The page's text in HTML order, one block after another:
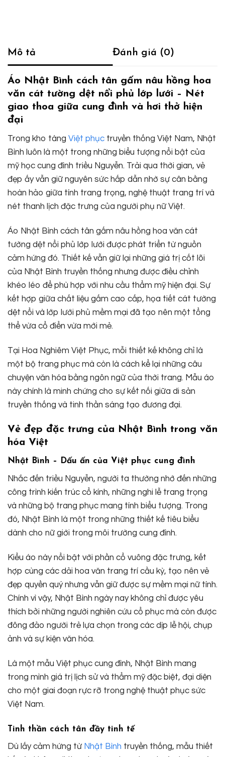
Mô tả Đánh giá (0)
Áo Nhật Bình cách tân gấm nâu hồng hoa
văn cát tường dệt nổi phủ lớp lưới – Nét
giao thoa giữa cung đình và hơi thở hiện
đại
Trong kho tàng Việt phục truyền thống Việt Nam, Nhật
Bình luôn là một trong những biểu tượng nổi bật của
mỹ học cung đình triều Nguyễn. Trải qua thời gian, vẻ
đẹp ấy vẫn giữ nguyên sức hấp dẫn nhờ sự cân bằng
hoàn hảo giữa tính trang trọng, nghệ thuật trang trí và
nét thanh lịch đặc trưng của người phụ nữ Việt.
Áo Nhật Bình cách tân gấm nâu hồng hoa văn cát
tường dệt nổi phủ lớp lưới được phát triển từ nguồn
cảm hứng đó. Thiết kế vẫn giữ lại những giá trị cốt lõi
của Nhật Bình truyền thống nhưng được điều chỉnh
khéo léo để phù hợp với nhu cầu thẩm mỹ hiện đại. Sự
kết hợp giữa chất liệu gấm cao cấp, họa tiết cát tường
dệt nổi và lớp lưới phủ mềm mại đã tạo nên một tổng
thể vừa cổ điển vừa mới mẻ.
Tại Hoa Nghiêm Việt Phục, mỗi thiết kế không chỉ là
một bộ trang phục mà còn là cách kể lại những câu
chuyện văn hóa bằng ngôn ngữ của thời trang. Mẫu áo
này chính là minh chứng cho sự kết nối giữa di sản
truyền thống và tinh thần sáng tạo đương đại.
Vẻ đẹp đặc trưng của Nhật Bình trong văn
hóa Việt
Nhật Bình – Dấu ấn của Việt phục cung đình
Nhắc đến triều Nguyễn, người ta thường nhớ đến những
công trình kiến trúc cổ kính, những nghi lễ trang trọng
và những bộ trang phục mang tính biểu tượng. Trong
đó, Nhật Bình là một trong những thiết kế tiêu biểu
dành cho nữ giới trong môi trường cung đình.
Kiểu áo này nổi bật với phần cổ vuông đặc trưng, kết
hợp cùng các dải hoa văn trang trí cầu kỳ, tạo nên vẻ
đẹp quyền quý nhưng vẫn giữ được sự mềm mại nữ tính.
Chính vì vậy, Nhật Bình ngày nay không chỉ được yêu
thích bởi những người nghiên cứu cổ phục mà còn được
đông đảo người trẻ lựa chọn trong các dịp lễ hội, chụp
ảnh và sự kiện văn hóa.
Là một mẫu Việt phục cung đình, Nhật Bình mang
trong mình giá trị lịch sử và thẩm mỹ đặc biệt, đại diện
cho một giai đoạn rực rỡ trong nghệ thuật phục sức
Việt Nam.
Tinh thần cách tân đầy tinh tế
Dù lấy cảm hứng từ Nhật Bình truyền thống, mẫu thiết